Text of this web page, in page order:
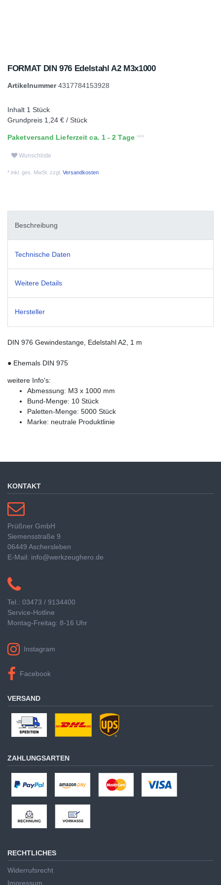
FORMAT DIN 976 Edelstahl A2 M3x1000
Artikelnummer4317784153928
Inhalt 1 Stück
Grundpreis 1,24 € / Stück
Paketversand Lieferzeit ca. 1 - 2 Tage
Wunschliste
* inkl. ges. MwSt. zzgl. Versandkosten
Beschreibung
Technische Daten
Weitere Details
Hersteller
DIN 976 Gewindestange, Edelstahl A2, 1 m
● Ehemals DIN 975
weitere Info's:
Abmessung: M3 x 1000 mm
Bund-Menge: 10 Stück
Paletten-Menge: 5000 Stück
Marke: neutrale Produktlinie
KONTAKT
Prüßner GmbH
Siemensstraße 9
06449 Aschersleben
E-Mail: info@werkzeughero.de
Tel.: 03473 / 9134400
Service-Hotline
Montag-Freitag: 8-16 Uhr
Instagram
Facebook
VERSAND
ZAHLUNGSARTEN
RECHTLICHES
Widerrufsrecht
Impressum